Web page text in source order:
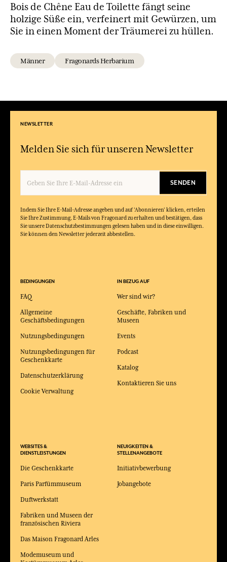
Bois de Chêne Eau de Toilette fängt seine
holzige Süße ein, verfeinert mit Gewürzen, um
Sie in einen Moment der Träumerei zu hüllen.
Männer Fragonards Herbarium
NEWSLETTER
Melden Sie sich für unseren Newsletter
SENDEN
Indem Sie Ihre E-Mail-Adresse angeben und auf 'Abonnieren' klicken, erteilen
Sie Ihre Zustimmung, E-Mails von Fragonard zu erhalten und bestätigen, dass
Sie unsere Datenschutzbestimmungen gelesen haben und in diese einwilligen.
Sie können den Newsletter jederzeit abbestellen.
BEDINGUNGEN
FAQ
Allgemeine
Geschäftsbedingungen
Nutzungsbedingungen
Nutzungsbedingungen für
Geschenkkarte
Datenschutzerklärung
Cookie Verwaltung
WEBSITES &
DIENSTLEISTUNGEN
Die Geschenkkarte
Paris Parfümmuseum
Duftwerkstatt
Fabriken und Museen der
französischen Riviera
Das Maison Fragonard Arles
Modemuseum und
IN BEZUG AUF
Wer sind wir?
Geschäfte, Fabriken und
Museen
Events
Podcast
Katalog
Kontaktieren Sie uns
NEUIGKEITEN &
STELLENANGEBOTE
Initiativbewerbung
Jobangebote